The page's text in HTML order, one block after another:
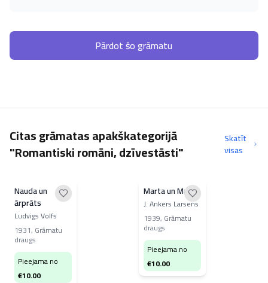
Pārdot šo grāmatu
Citas grāmatas apakškategorijā
"Romantiski romāni, dzīvestāsti"
Skatīt
visas
Nauda un
ārprāts
Ludvigs Volfs
1931, Grāmatu
draugs
Pieejama no
€10.00
Marta un Marija
J. Ankers Larsens
1939, Grāmatu
draugs
Pieejama no
€10.00